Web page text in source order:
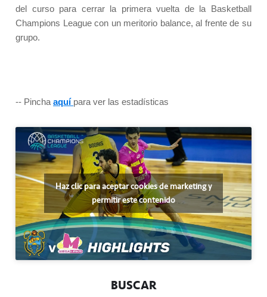
del curso para cerrar la primera vuelta de la Basketball
Champions League con un meritorio balance, al frente de su
grupo.
-- Pincha aquí para ver las estadísticas
Haz clic para aceptar cookies de marketing y
permitir este contenido
BUSCAR